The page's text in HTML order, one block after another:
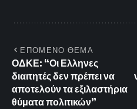
ΕΠΟΜΕΝΟ ΘΕΜΑ
ΟΔΚΕ: “Οι Ελληνες
διαιτητές δεν πρέπει να
αποτελούν τα εξιλαστήρια
θύματα πολιτικών”